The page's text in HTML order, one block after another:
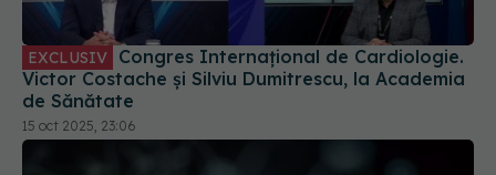
EXCLUSIV
Victor Costache și Silviu Dumitrescu, la Academia
de Sănătate
15 oct 2025, 23:06